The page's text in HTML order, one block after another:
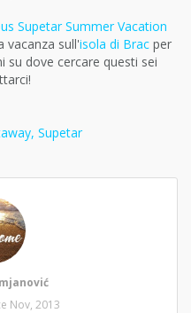
Supetar Summer Vacation
vacanza sull'isola di Brac per
su dove cercare questi sei
Supetar
Nov, 2013